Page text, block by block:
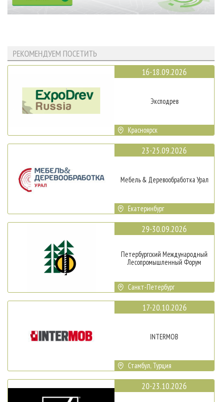
РЕКОМЕНДУЕМ ПОСЕТИТЬ
16-18.09.2026
Эксподрев
Красноярск
23-25.09.2026
Мебель & Деревообработка Урал
Екатеринбург
29-30.09.2026
Петербургский Международный
Лесопромышленный Форум
Санкт-Петербург
17-20.10.2026
INTERMOB
Стамбул, Турция
20-23.10.2026